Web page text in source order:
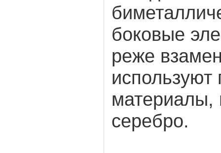
боковые
реже
используют
материалы,
серебро.